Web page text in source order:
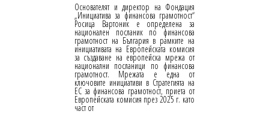
Основателят и директор на Фондация
„Инициатива за финансова грамотност“
Росица Вартоник е определена за
национален посланик по финансова
грамотност на България в рамките на
инициативата на Европейската комисия
за създаване на европейска мрежа от
национални посланици по финансова
грамотност. Мрежата е една от
ключовите инициативи в Стратегията на
ЕС за финансова грамотност, приета от
Европейската комисия през 2025 г. като
част от